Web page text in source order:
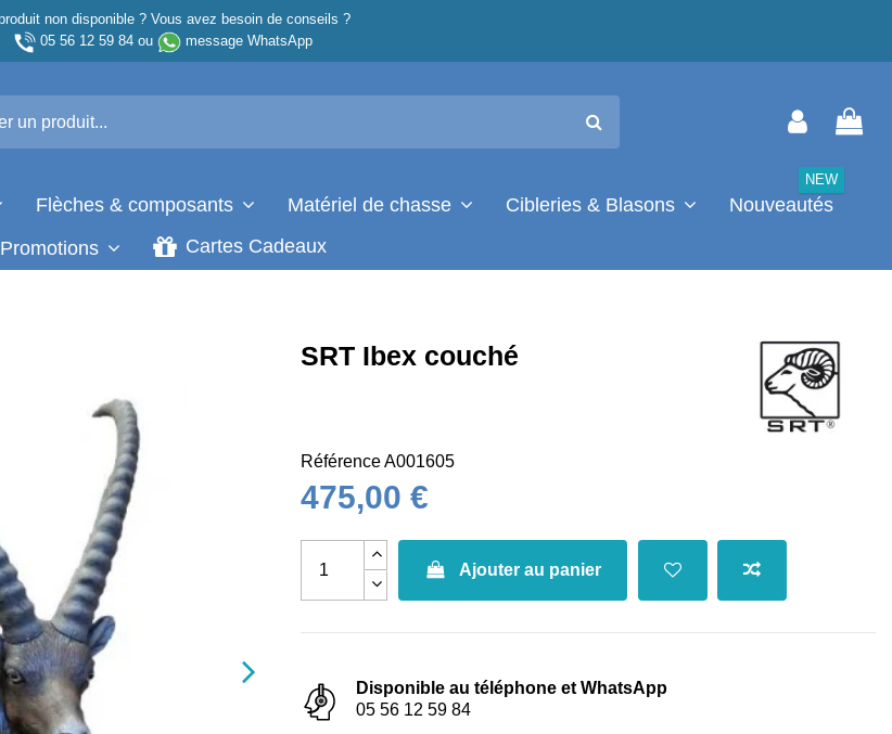
non disponible ? Vous avez besoin de conseils ?
05 56 12 59 84ou message WhatsApp
Flèches & composants Matériel de chasse Cibleries & Blasons Nouveautés
NEW
Promotions Cartes Cadeaux
SRT Ibex couché
RéférenceA001605
475,00 €
Ajouter au panier
Disponible au téléphone et WhatsApp
05 56 12 59 84